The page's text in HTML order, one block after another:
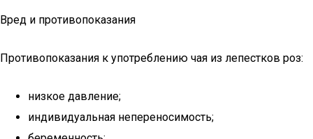
Вред и противопоказания
Противопоказания к употреблению чая из лепестков роз:
низкое давление;
индивидуальная непереносимость;